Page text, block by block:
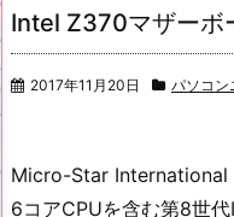
Intel Z370マザーボ
2017年11月20日 パソコン
Micro-Star International
6コアCPUを含む第8世